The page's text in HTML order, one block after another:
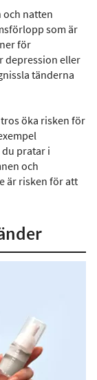
och natten
som är
för
depression eller
tänderna
öka risken för
pratar i
och
är risken för att